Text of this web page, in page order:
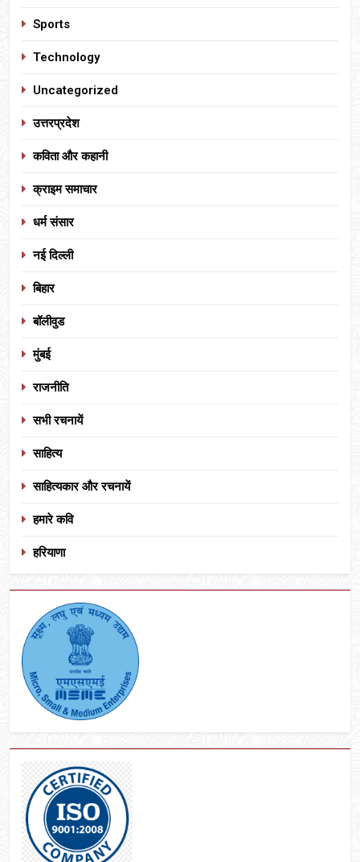
Sports
Technology
Uncategorized
उत्तरप्रदेश
कविता और कहानी
क्राइम समाचार
धर्म संसार
नई दिल्ली
बिहार
बॉलीवुड
मुंबई
राजनीति
सभी रचनायें
साहित्य
साहित्यकार और रचनायें
हमारे कवि
हरियाणा